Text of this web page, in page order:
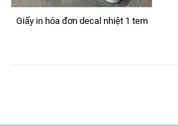
Giấy in hóa đơn decal nhiệt 1 tem